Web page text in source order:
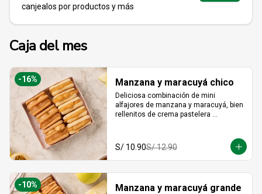
canjealos por productos y más
Caja del mes
-16% Manzana y maracuyá chico
Deliciosa combinación de mini
alfajores de manzana y maracuyá, bien
rellenitos de crema pastelera
S/ 10.90S/ 12.90
-10% Manzana y maracuyá grande